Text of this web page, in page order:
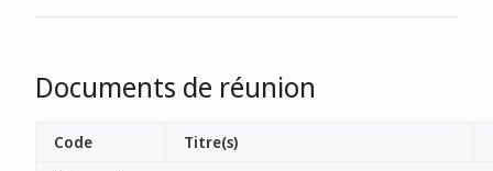
Documents de réunion
Code Titre(s)